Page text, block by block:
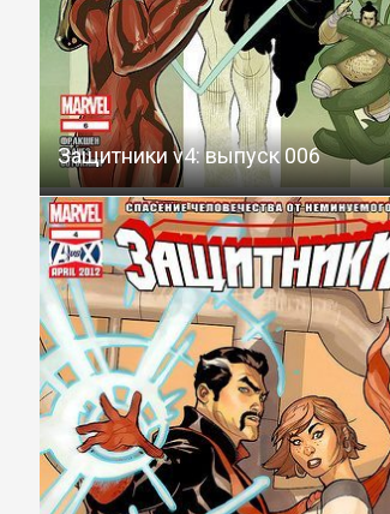
Защитники v4: выпуск 006